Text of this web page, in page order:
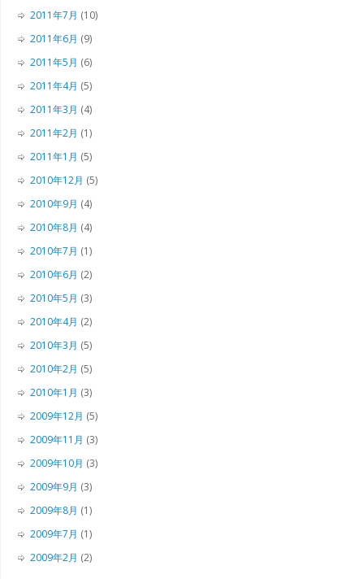
2011年7月 (10)
2011年6月 (9)
2011年5月 (6)
2011年4月 (5)
2011年3月 (4)
2011年2月 (1)
2011年1月 (5)
2010年12月 (5)
2010年9月 (4)
2010年8月 (4)
2010年7月 (1)
2010年6月 (2)
2010年5月 (3)
2010年4月 (2)
2010年3月 (5)
2010年2月 (5)
2010年1月 (3)
2009年12月 (5)
2009年11月 (3)
2009年10月 (3)
2009年9月 (3)
2009年8月 (1)
2009年7月 (1)
2009年2月 (2)